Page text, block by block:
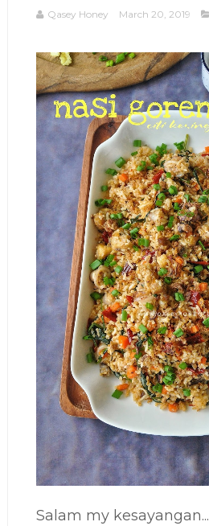
Qasey Honey March 20, 2019
Salam my kesayangan...